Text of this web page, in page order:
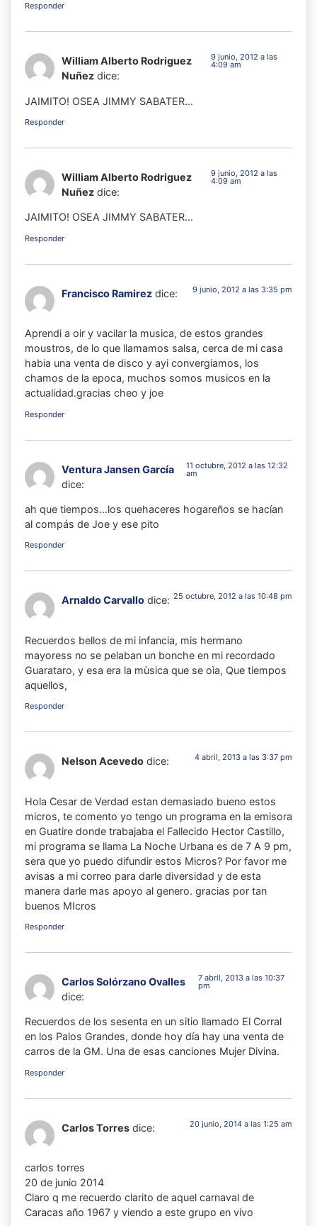
Responder
William Alberto Rodriguez
Nuñez dice:
9 junio, 2012 a las
4:09 am
JAIMITO! OSEA JIMMY SABATER…
Responder
William Alberto Rodriguez
Nuñez dice:
9 junio, 2012 a las
4:09 am
JAIMITO! OSEA JIMMY SABATER…
Responder
Francisco Ramirez dice: 9 junio, 2012 a las 3:35 pm
Aprendi a oir y vacilar la musica, de estos grandes
moustros, de lo que llamamos salsa, cerca de mi casa
habia una venta de disco y ayi convergiamos, los
chamos de la epoca, muchos somos musicos en la
actualidad.gracias cheo y joe
Responder
Ventura Jansen García
dice:
11 octubre, 2012 a las 12:32
am
ah que tiempos…los quehaceres hogareños se hacían
al compás de Joe y ese pito
Responder
Arnaldo Carvallo dice: 25 octubre, 2012 a las 10:48 pm
Recuerdos bellos de mi infancia, mis hermano
mayoress no se pelaban un bonche en mi recordado
Guarataro, y esa era la mùsica que se oìa, Que tiempos
aquellos,
Responder
Nelson Acevedo dice: 4 abril, 2013 a las 3:37 pm
Hola Cesar de Verdad estan demasiado bueno estos
micros, te comento yo tengo un programa en la emisora
en Guatire donde trabajaba el Fallecido Hector Castillo,
mi programa se llama La Noche Urbana es de 7 A 9 pm,
sera que yo puedo difundir estos Micros? Por favor me
avisas a mi correo para darle diversidad y de esta
manera darle mas apoyo al genero. gracias por tan
buenos MIcros
Responder
Carlos Solórzano Ovalles
dice:
7 abril, 2013 a las 10:37
pm
Recuerdos de los sesenta en un sitio llamado El Corral
en los Palos Grandes, donde hoy día hay una venta de
carros de la GM. Una de esas canciones Mujer Divina.
Responder
Carlos Torres dice: 20 junio, 2014 a las 1:25 am
carlos torres
20 de junio 2014
Claro q me recuerdo clarito de aquel carnaval de
Caracas año 1967 y viendo a este grupo en vivo